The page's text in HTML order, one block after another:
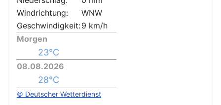
Windrichtung:
WNW
Geschwindigkeit:9 km/h
Morgen
23°C
08.08.2026
28°C
© Deutscher Wetterdienst